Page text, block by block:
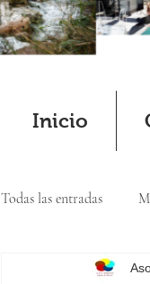
Inicio
Todas las entradas
Cooperación